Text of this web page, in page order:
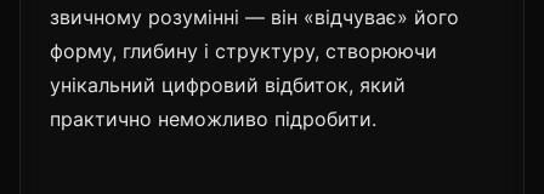
звичному розумінні — він «відчуває» його
форму, глибину і структуру, створюючи
унікальний цифровий відбиток, який
практично неможливо підробити.